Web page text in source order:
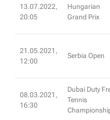
13.07.2022,
20:05
Hungarian
Grand Prix
21.05.2021,
12:00
Serbia Open
08.03.2021,
16:30
Dubai Duty
Tennis